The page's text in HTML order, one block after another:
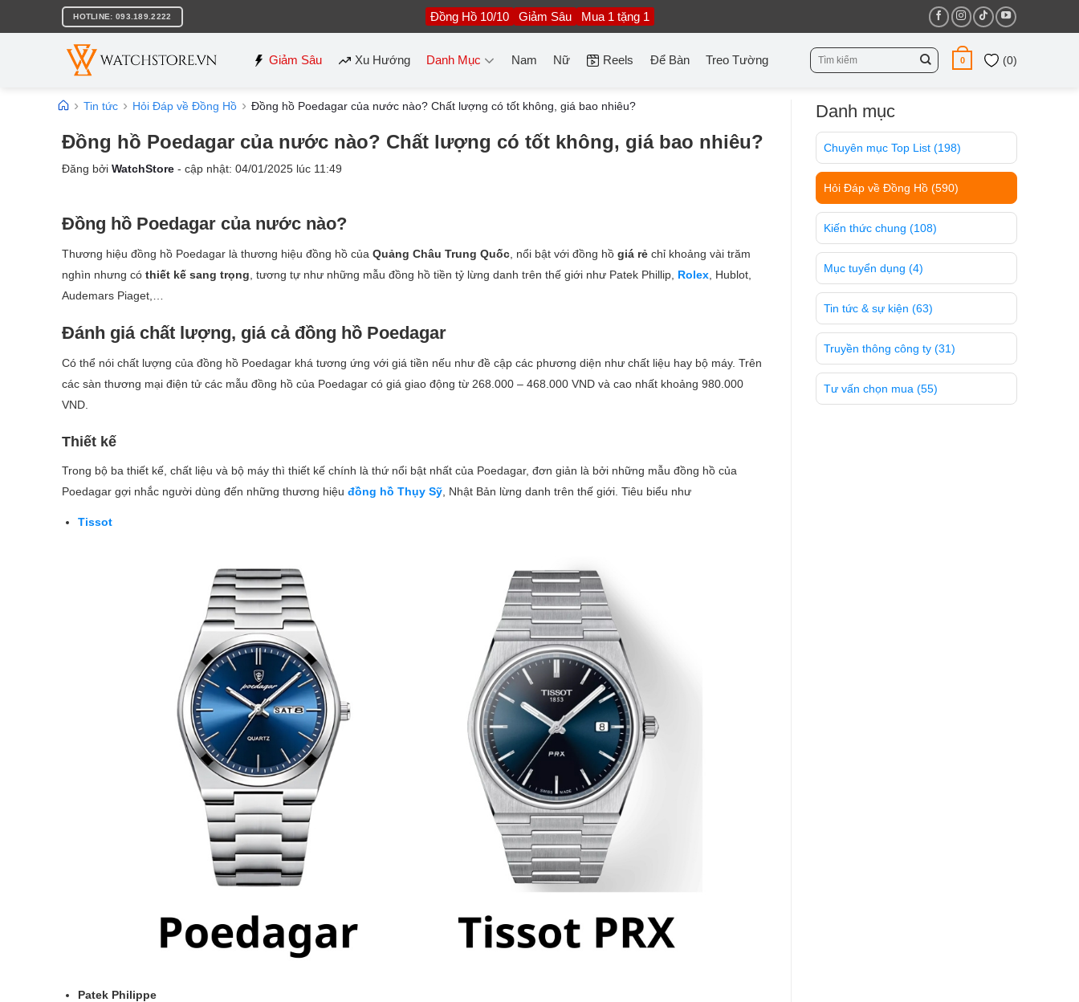
nội
HOTLINE: 093.189.2222 Đồng Hồ 10/10 Giảm Sâu Mua 1 tặng 1
Giảm Sâu Xu Hướng Danh Mục Nam Nữ Reels Để Bàn Treo Tường
Tìm
kiếm:
0 (0)
Tin tức Hỏi Đáp về Đồng Hồ Đồng hồ Poedagar của nước nào? Chất lượng có tốt không, giá bao nhiêu?
Đồng hồ Poedagar của nước nào? Chất lượng có tốt không, giá bao nhiêu?
Đăng bởi WatchStore - cập nhật: 04/01/2025 lúc 11:49
Đồng hồ Poedagar của nước nào?
Thương hiệu đồng hồ Poedagar là thương hiệu đồng hồ của Quảng Châu Trung Quốc , nổi bật với đồng hồ giá rẻ chỉ khoảng vài trăm
nghìn nhưng có thiết kế sang trọng , tương tự như những mẫu đồng hồ tiền tỷ lừng danh trên thế giới như Patek Phillip, Rolex , Hublot,
Audemars Piaget,…
Đánh giá chất lượng, giá cả đồng hồ Poedagar
Có thể nói chất lượng của đồng hồ Poedagar khá tương ứng với giá tiền nếu như đề cập các phương diện như chất liệu hay bộ máy. Trên
các sàn thương mại điện tử các mẫu đồng hồ của Poedagar có giá giao động từ 268.000 – 468.000 VND và cao nhất khoảng 980.000
VND.
Thiết kế
Trong bộ ba thiết kế, chất liệu và bộ máy thì thiết kế chính là thứ nổi bật nhất của Poedagar, đơn giản là bởi những mẫu đồng hồ của
Poedagar gợi nhắc người dùng đến những thương hiệu đồng hồ Thụy Sỹ , Nhật Bản lừng danh trên thế giới. Tiêu biểu như
Tissot
Patek Philippe
Danh mục
Chuyên mục Top List (198)
Hỏi Đáp về Đồng Hồ (590)
Kiến thức chung (108)
Mục tuyển dụng (4)
Tin tức & sự kiện (63)
Truyền thông công ty (31)
Tư vấn chọn mua (55)